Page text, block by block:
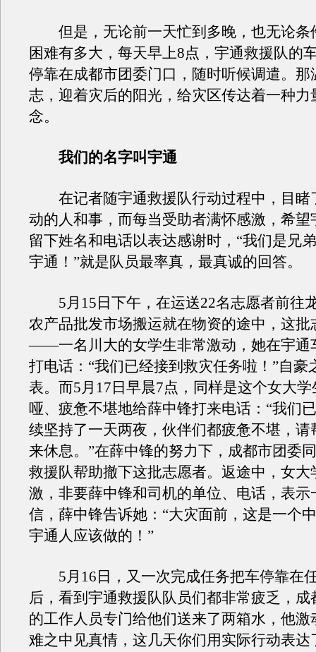
但是，无论前一天忙到多晚，也无论条
困难有多大，每天早上8点，宇通救援队的
停靠在成都市团委门口，随时听候调遣。那
志，迎着灾后的阳光，给灾区传达着一种力
念。
我们的名字叫宇通
在记者随宇通救援队行动过程中，目睹
动的人和事，而每当受助者满怀感激，希望
留下姓名和电话以表达感谢时，“我们是兄
宇通！”就是队员最率真，最真诚的回答。
5月15日下午，在运送22名志愿者前往
农产品批发市场搬运就在物资的途中，这批
——一名川大的女学生非常激动，她在宇通
打电话：“我们已经接到救灾任务啦！”自豪
表。而5月17日早晨7点，同样是这个女大
哑、疲惫不堪地给薛中锋打来电话：“我们
续坚持了一天两夜，伙伴们都疲惫不堪，请
来休息。”在薛中锋的努力下，成都市团委
救援队帮助撤下这批志愿者。返途中，女大
激，非要薛中锋和司机的单位、电话，表示
信，薛中锋告诉她：“大灾面前，这是一个
宇通人应该做的！”
5月16日，又一次完成任务把车停靠在
后，看到宇通救援队队员们都非常疲乏，成
的工作人员专门给他们送来了两箱水，他激
难之中见真情，这几天你们用实际行动表达